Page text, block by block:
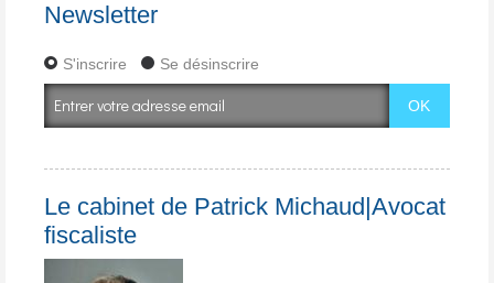
Newsletter
S'inscrire Se désinscrire
Le cabinet de Patrick Michaud|Avocat
fiscaliste